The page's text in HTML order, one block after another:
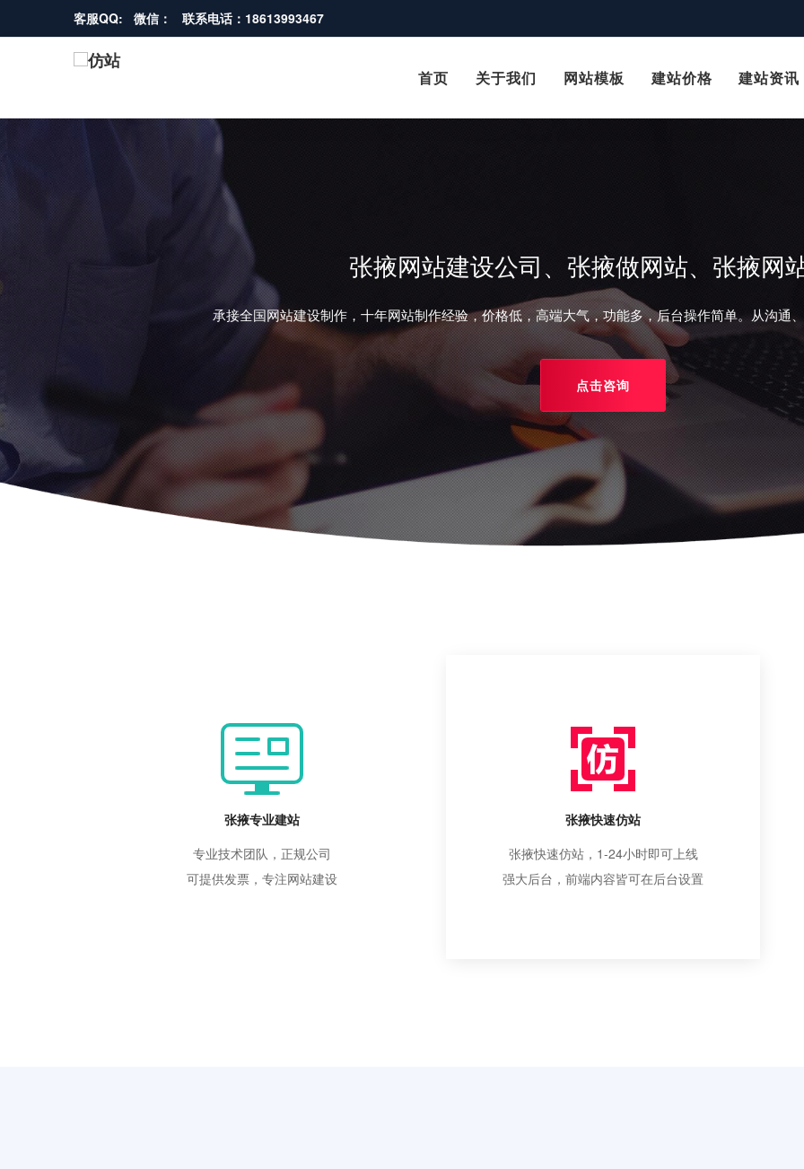
客服QQ: 微信： 联系电话：18613993467
首页 关于我们 网站模板 建站价格 建站资讯
张掖网站建设公司、张掖做网站、张掖网
承接全国网站建设制作，十年网站制作经验，价格低，高端大气，功能多，后台操作简单。从沟通
点击咨询
张掖专业建站
专业技术团队，正规公司
可提供发票，专注网站建设
张掖快速仿站
张掖快速仿站，1-24小时即可上线
强大后台，前端内容皆可在后台设置